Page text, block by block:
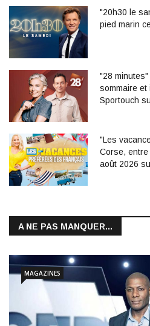
"20h30 le
pied marin
"28
sommaire et
Sportouch
"Les
Corse, entre
août 2026
A NE PAS MANQUER...
MAGAZINES